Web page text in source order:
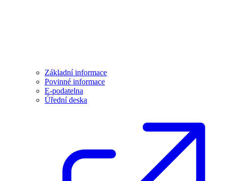
Základní informace
Povinné informace
E-podatelna
Úřední deska